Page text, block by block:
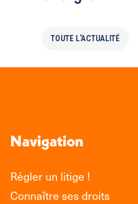
TOUTE L'ACTUALITÉ
Navigation
Régler un litige !
Connaître ses droits